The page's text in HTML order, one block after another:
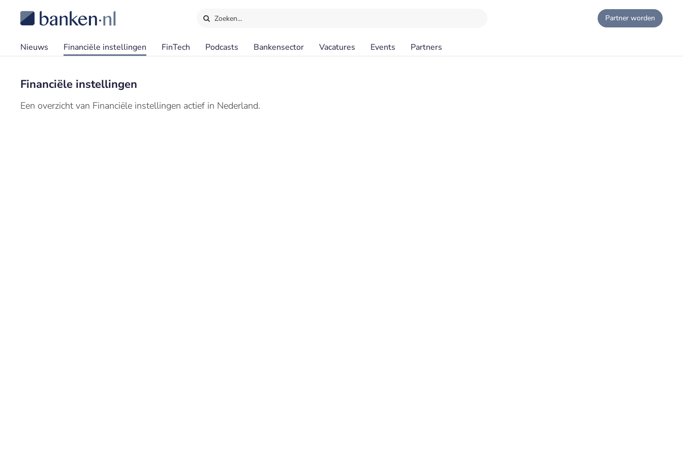
Zoeken… Partner worden
Nieuws Financiële instellingen FinTech Podcasts Bankensector Vacatures Events Partners
Financiële instellingen
Een overzicht van Financiële instellingen actief in Nederland.